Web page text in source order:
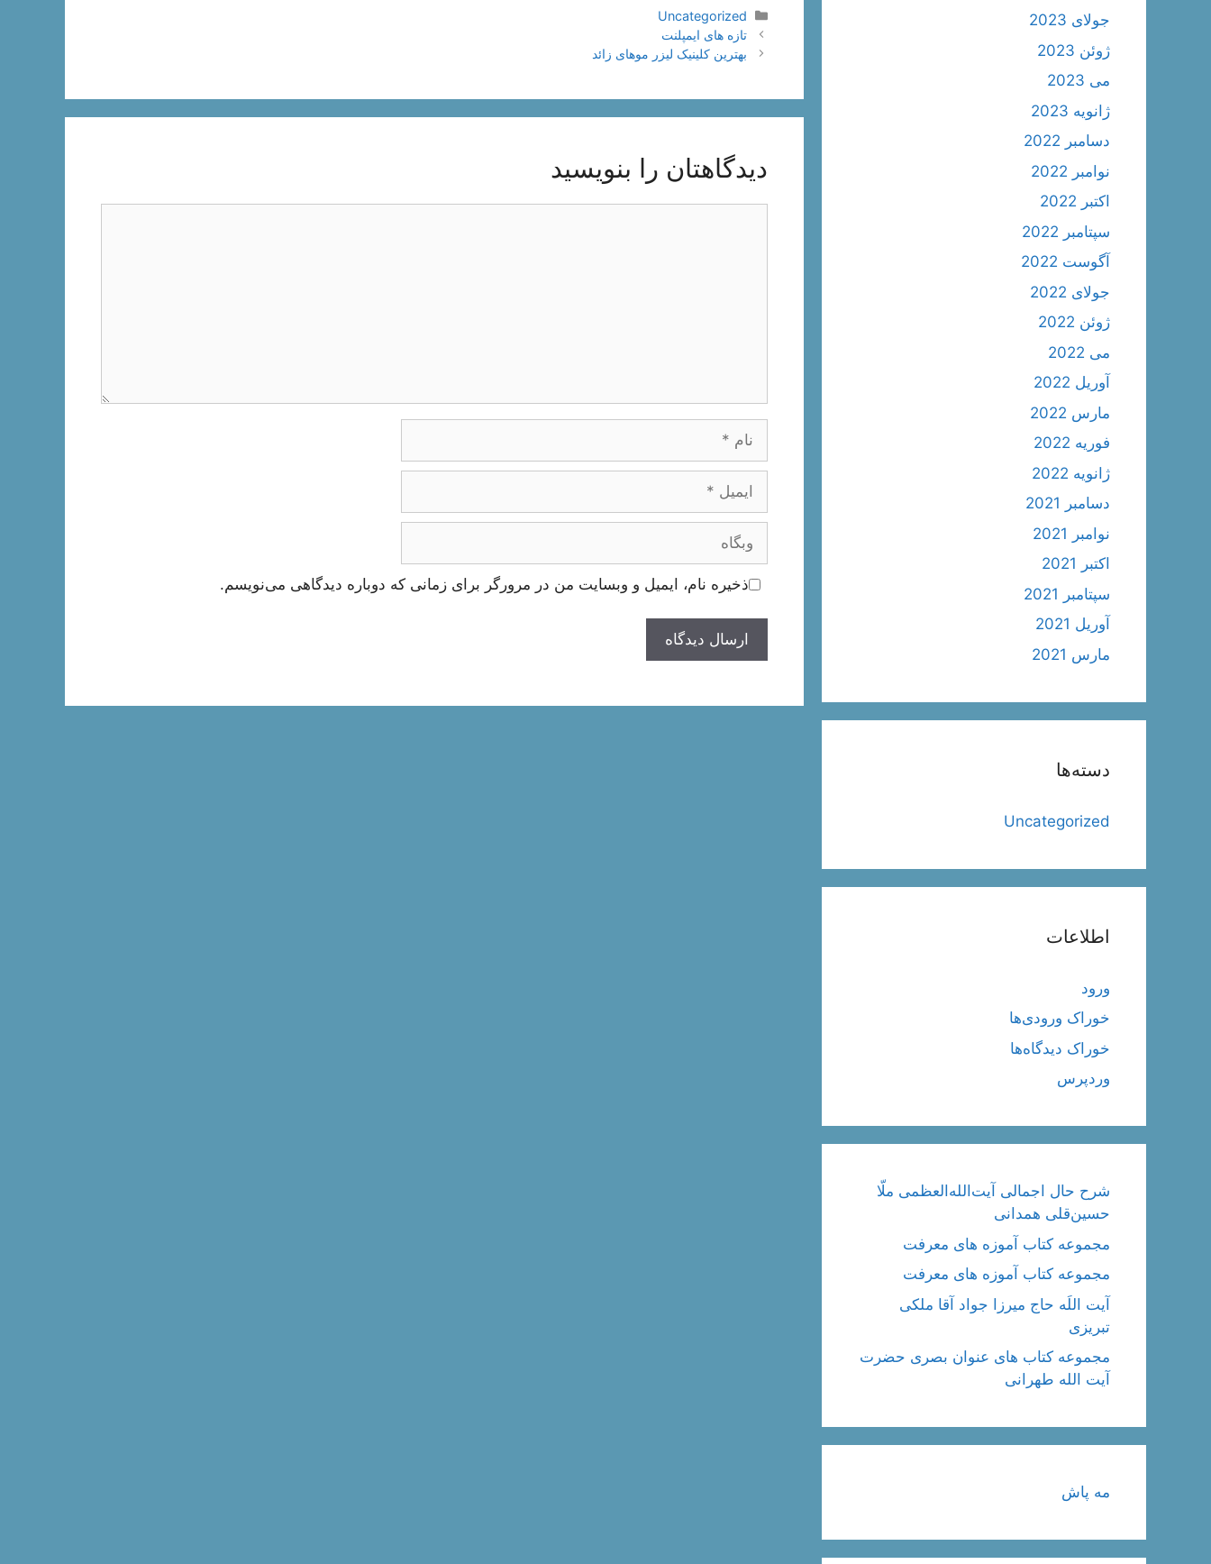
دسته‌ها
Uncategorized
ناوبری
نوشته‌ها
تازه های ایمپلنت
بهترین کلینیک لیزر موهای زائد
دیدگاهتان را بنویسید
وبگاه
ذخیره نام، ایمیل و وبسایت من در مرورگر برای زمانی که دوباره دیدگاهی می‌نویسم.
جولای 2023
ژوئن 2023
می 2023
ژانویه 2023
دسامبر 2022
نوامبر 2022
اکتبر 2022
سپتامبر 2022
آگوست 2022
جولای 2022
ژوئن 2022
می 2022
آوریل 2022
مارس 2022
فوریه 2022
ژانویه 2022
دسامبر 2021
نوامبر 2021
اکتبر 2021
سپتامبر 2021
آوریل 2021
مارس 2021
دسته‌ها
Uncategorized
اطلاعات
ورود
خوراک ورودی‌ها
خوراک دیدگاه‌ها
وردپرس
شرح حال اجمالی آیت‌الله‌العظمی ملّا
حسین‌قلی همدانی
مجموعه کتاب آموزه های معرفت
مجموعه کتاب آموزه های معرفت
آیت اللَه حاج میرزا جواد آقا ملکی
تبریزی
مجموعه کتاب های عنوان بصری حضرت
آیت الله طهرانی
مه پاش